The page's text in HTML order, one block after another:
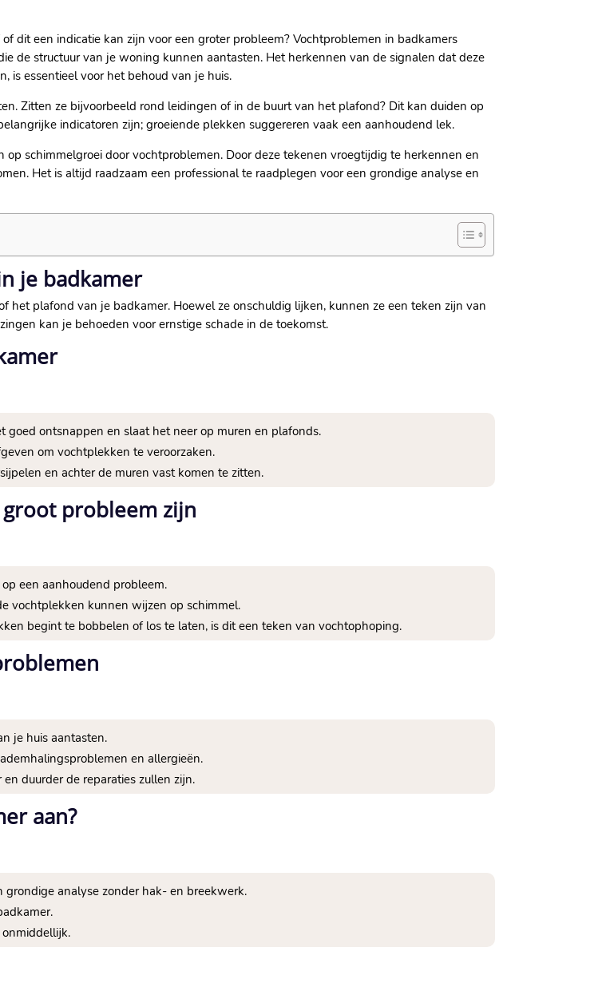
dit een indicatie kan zijn voor een groter probleem? Vochtproblemen in badkamers
de structuur van je woning kunnen aantasten. Het herkennen van de signalen dat deze
is essentieel voor het behoud van je huis.
Zitten ze bijvoorbeeld rond leidingen of in de buurt van het plafond? Dit kan duiden op
indicatoren zijn; groeiende plekken suggereren vaak een aanhoudend lek.
schimmelgroei door vochtproblemen. Door deze tekenen vroegtijdig te herkennen en
Het is altijd raadzaam een professional te raadplegen voor een grondige analyse en
je badkamer
het plafond van je badkamer. Hoewel ze onschuldig lijken, kunnen ze een teken zijn van
kan je behoeden voor ernstige schade in de toekomst.
ontsnappen en slaat het neer op muren en plafonds.
om vochtplekken te veroorzaken.
en achter de muren vast komen te zitten.
probleem zijn
een aanhoudend probleem.
vochtplekken kunnen wijzen op schimmel.
begint te bobbelen of los te laten, is dit een teken van vochtophoping.
je huis aantasten.
en allergieën.
duurder de reparaties zullen zijn.
aan?
analyse zonder hak- en breekwerk.